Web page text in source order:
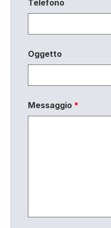
Telefono
Oggetto
Messaggio *